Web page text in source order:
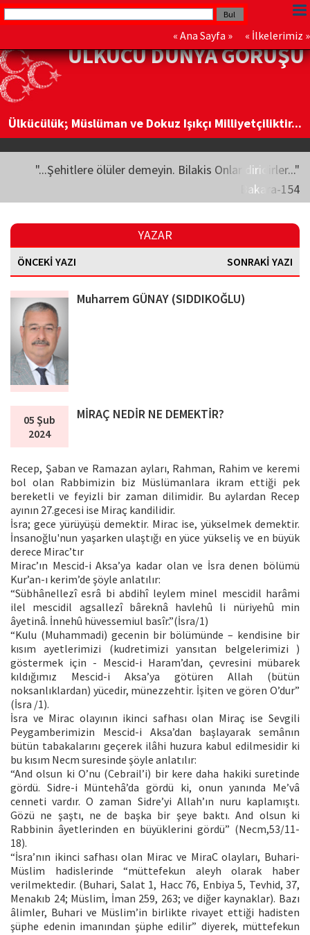
« Ana Sayfa » « İlkelerimiz »
ÜLKÜCÜ DÜNYA GÖRÜŞÜ
Ülkücülük; Müslüman ve Dokuz Işıkçı Milliyetçiliktir...
"...Şehitlere ölüler demeyin. Bilakis Onlar diridirler..."
Bakara-154
YAZAR
ÖNCEKİ YAZI SONRAKİ YAZI
Muharrem GÜNAY (SIDDIKOĞLU)
05 Şub
2024
MİRAÇ NEDİR NE DEMEKTİR?
Recep, Şaban ve Ramazan ayları, Rahman, Rahim ve keremi
bol olan Rabbimizin biz Müslümanlara ikram ettiği pek
bereketli ve feyizli bir zaman dilimidir. Bu aylardan Recep
ayının 27.gecesi ise Miraç kandilidir.
İsra; gece yürüyüşü demektir. Mirac ise, yükselmek demektir.
İnsanoğlu'nun yaşarken ulaştığı en yüce yükseliş ve en büyük
derece Mirac’tır
Mirac’ın Mescid-i Aksa’ya kadar olan ve İsra denen bölümü
Kur’an-ı kerim’de şöyle anlatılır:
“Sübhânellezî esrâ bi abdihî leylem minel mescidil harâmi
ilel mescidil agsallezî bâreknâ havlehû li nüriyehû min
âyetinâ. İnnehû hüvessemiul basîr.”(İsra/1)
“Kulu (Muhammadi) gecenin bir bölümünde – kendisine bir
kısım ayetlerimizi (kudretimizi yansıtan belgelerimizi )
göstermek için - Mescid-i Haram’dan, çevresini mübarek
kıldığımız Mescid-i Aksa’ya götüren Allah (bütün
noksanlıklardan) yücedir, münezzehtir. İşiten ve gören O’dur”
(İsra /1).
İsra ve Mirac olayının ikinci safhası olan Miraç ise Sevgili
Peygamberimizin Mescid-i Aksa’dan başlayarak semânın
bütün tabakalarını geçerek ilâhi huzura kabul edilmesidir ki
bu kısım Necm suresinde şöyle anlatılır:
“And olsun ki O’nu (Cebrail’i) bir kere daha hakiki suretinde
gördü. Sidre-i Müntehâ’da gördü ki, onun yanında Me’vâ
cenneti vardır. O zaman Sidre’yi Allah’ın nuru kaplamıştı.
Gözü ne şaştı, ne de başka bir şeye baktı. And olsun ki
Rabbinin âyetlerinden en büyüklerini gördü” (Necm,53/11-
18).
“İsra’nın ikinci safhası olan Mirac ve MiraC olayları, Buhari-
Müslim hadislerinde “müttefekun aleyh olarak haber
verilmektedir. (Buhari, Salat 1, Hacc 76, Enbiya 5, Tevhid, 37,
Menakıb 24; Müslim, İman 259, 263; ve diğer kaynaklar). Bazı
âlimler, Buhari ve Müslim’in birlikte rivayet ettiği hadisten
şüphe edenin imanından şüphe edilir” diyerek, müttefekun